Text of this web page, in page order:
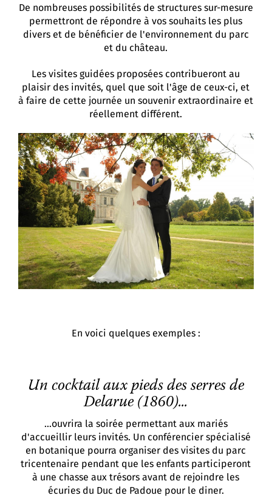
De nombreuses possibilités de structures sur-mesure
permettront de répondre à vos souhaits les plus
divers et de bénéficier de l'environnement du parc
et du château.
Les visites guidées proposées contribueront au
plaisir des invités, quel que soit l'âge de ceux-ci, et
à faire de cette journée un souvenir extraordinaire et
réellement différent.
En voici quelques exemples :
Un cocktail aux pieds des serres de
Delarue (1860)...
...ouvrira la soirée permettant aux mariés
d'accueillir leurs invités. Un conférencier spécialisé
en botanique pourra organiser des visites du parc
tricentenaire pendant que les enfants participeront
à une chasse aux trésors avant de rejoindre les
écuries du Duc de Padoue pour le diner.